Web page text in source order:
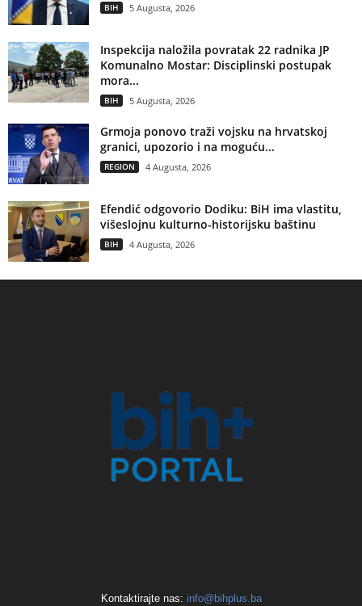
BIH 5 Augusta, 2026
Inspekcija naložila povratak 22 radnika JP
Komunalno Mostar: Disciplinski postupak
mora...
BIH 5 Augusta, 2026
Grmoja ponovo traži vojsku na hrvatskoj
granici, upozorio i na moguću...
REGION 4 Augusta, 2026
Efendić odgovorio Dodiku: BiH ima vlastitu,
višeslojnu kulturno-historijsku baštinu
BIH 4 Augusta, 2026
Kontaktirajte nas: info@bihplus.ba